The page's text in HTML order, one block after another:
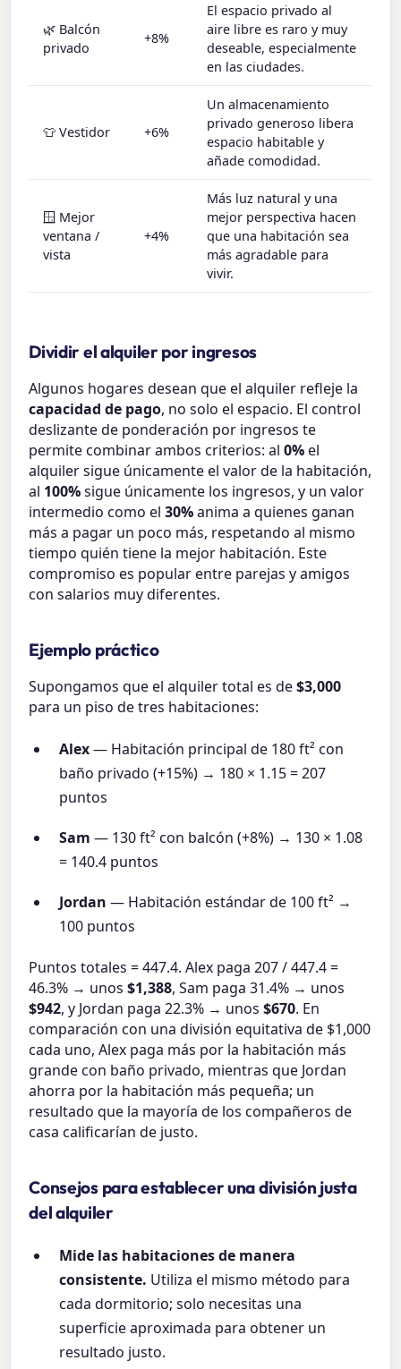
🌿 Balcón
privado
+8%
El espacio privado al
aire libre es raro y muy
deseable, especialmente
en las ciudades.
👕 Vestidor +6%
Un almacenamiento
privado generoso libera
espacio habitable y
añade comodidad.
🪟 Mejor
ventana /
vista
+4%
Más luz natural y una
mejor perspectiva hacen
que una habitación sea
más agradable para
vivir.
Dividir el alquiler por ingresos
Algunos hogares desean que el alquiler refleje la
capacidad de pago, no solo el espacio. El control
deslizante de ponderación por ingresos te
permite combinar ambos criterios: al0%el
alquiler sigue únicamente el valor de la habitación,
al 100%sigue únicamente los ingresos, y un valor
intermedio como el30%anima a quienes ganan
más a pagar un poco más, respetando al mismo
tiempo quién tiene la mejor habitación. Este
compromiso es popular entre parejas y amigos
con salarios muy diferentes.
Ejemplo práctico
Supongamos que el alquiler total es de$3,000
para un piso de tres habitaciones:
Alex— Habitación principal de 180 ft² con
baño privado (+15%) → 180 × 1.15 = 207
puntos
Sam — 130 ft² con balcón (+8%) → 130 × 1.08
= 140.4 puntos
Jordan — Habitación estándar de 100 ft² →
100 puntos
Puntos totales = 447.4. Alex paga 207 / 447.4 =
46.3% → unos$1,388, Sam paga 31.4% → unos
$942, y Jordan paga 22.3% → unos$670. En
comparación con una división equitativa de $1,000
cada uno, Alex paga más por la habitación más
grande con baño privado, mientras que Jordan
ahorra por la habitación más pequeña; un
resultado que la mayoría de los compañeros de
casa calificarían de justo.
Consejos para establecer una división justa
del alquiler
Mide las habitaciones de manera
consistente. Utiliza el mismo método para
cada dormitorio; solo necesitas una
superficie aproximada para obtener un
resultado justo.